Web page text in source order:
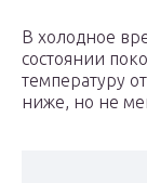
В холодное
состоянии
температуру
ниже, но не